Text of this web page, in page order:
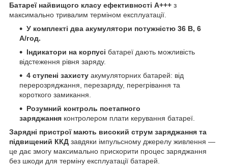
Батареї найвищого класу ефективності А+++ з
максимально тривалим терміном експлуатації.
У комплекті два акумулятори потужністю 36 В, 6
А/год.
Індикатори на корпусі батареї дають можливість
відстеження рівня заряду.
4 ступені захисту акумуляторних батарей: від
перерозряджання, перезаряду, перегрівання та
короткого замикання.
Розумний контроль поетапного
заряджання контролером плати керування батареї.
Зарядні пристрої мають високий струм заряджання та
підвищений ККД завдяки імпульсному джерелу живлення —
це дає змогу максимально прискорити процес заряджання
без шкоди для терміну експлуатації батарей.